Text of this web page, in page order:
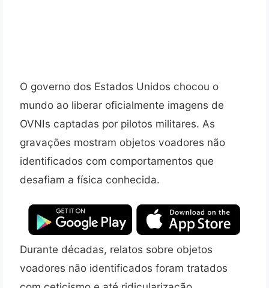
O governo dos Estados Unidos chocou o
mundo ao liberar oficialmente imagens de
OVNIs captadas por pilotos militares. As
gravações mostram objetos voadores não
identificados com comportamentos que
desafiam a física conhecida.
Durante décadas, relatos sobre objetos
voadores não identificados foram tratados